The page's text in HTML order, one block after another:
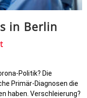
in Berlin
Politik? Die
Primär-Diagnosen die
haben. Verschleierung?